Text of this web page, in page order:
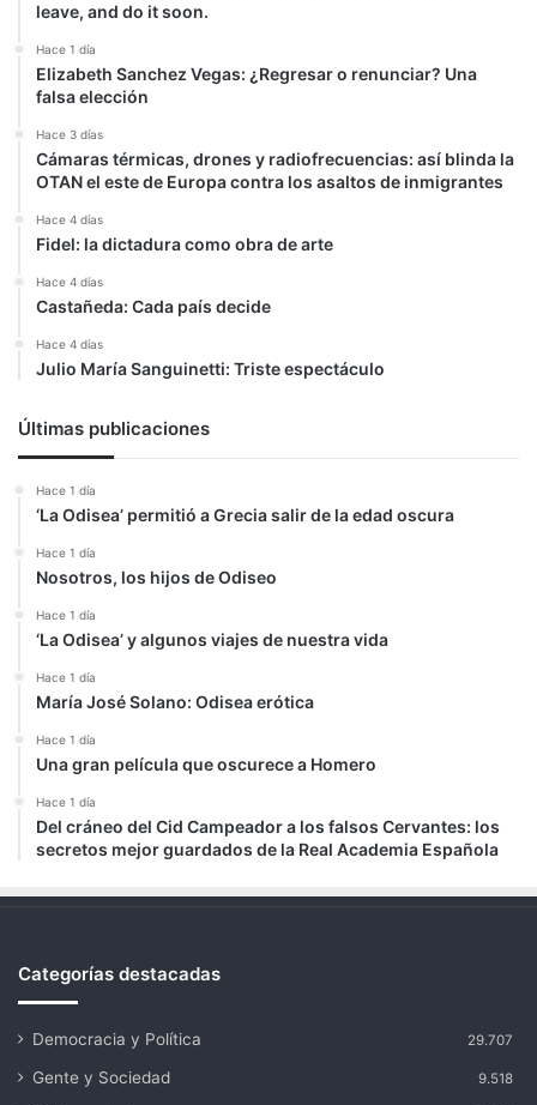
leave, and do it soon.
Hace 1 día
Elizabeth Sanchez Vegas: ¿Regresar o renunciar? Una
falsa elección
Hace 3 días
Cámaras térmicas, drones y radiofrecuencias: así blinda la
OTAN el este de Europa contra los asaltos de inmigrantes
Hace 4 días
Fidel: la dictadura como obra de arte
Hace 4 días
Castañeda: Cada país decide
Hace 4 días
Julio María Sanguinetti: Triste espectáculo
Últimas publicaciones
Hace 1 día
‘La Odisea’ permitió a Grecia salir de la edad oscura
Hace 1 día
Nosotros, los hijos de Odiseo
Hace 1 día
‘La Odisea’ y algunos viajes de nuestra vida
Hace 1 día
María José Solano: Odisea erótica
Hace 1 día
Una gran película que oscurece a Homero
Hace 1 día
Del cráneo del Cid Campeador a los falsos Cervantes: los
secretos mejor guardados de la Real Academia Española
Categorías destacadas
Democracia y Política 29.707
Gente y Sociedad 9.518